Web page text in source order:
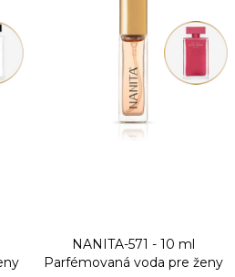
NANITA-571 - 10 ml
Parfémovaná voda pre ženy